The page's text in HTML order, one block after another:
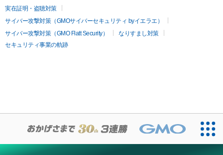
実在証明・盗聴対策
サイバー攻撃対策（GMOサイバーセキュリティ byイエラエ）
サイバー攻撃対策（GMO Flatt Security）
なりすまし対策
セキュリティ事業の軌跡